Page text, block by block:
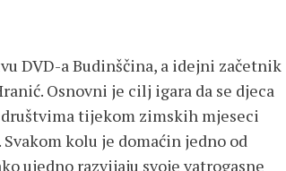
DVD-a Budinščina, a idejni začetnik
Osnovni je cilj igara da se djeca
tijekom zimskih mjeseci
kolu je domaćin jedno od
ujedno razvijaju svoje vatrogasne